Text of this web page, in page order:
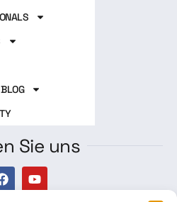
Sie uns